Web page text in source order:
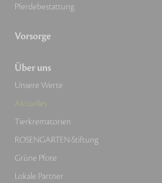
Pferdebestattung
Vorsorge
Über uns
Unsere Werte
Aktuelles
Tierkrematorien
ROSENGARTEN-Stiftung
Grüne Pfote
Lokale Partner